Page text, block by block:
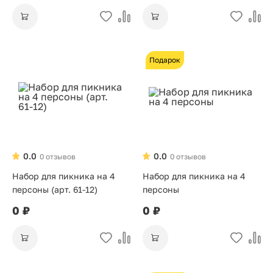
0 отзывов
0.0
Набор для пикника на 4
персоны (арт. 61-12)
0 ₽
Подарок
0 отзывов
0.0
Набор для пикника на 4
персоны
0 ₽